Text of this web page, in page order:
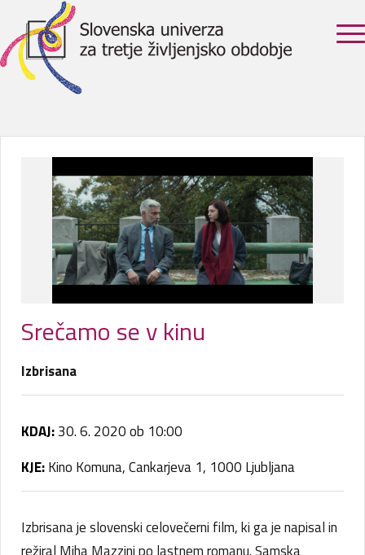
Srečamo se v kinu
Izbrisana
KDAJ:30. 6. 2020 ob 10:00
KJE:Kino Komuna, Cankarjeva 1, 1000 Ljubljana
Izbrisana je slovenski celovečerni film, ki ga je napisal in